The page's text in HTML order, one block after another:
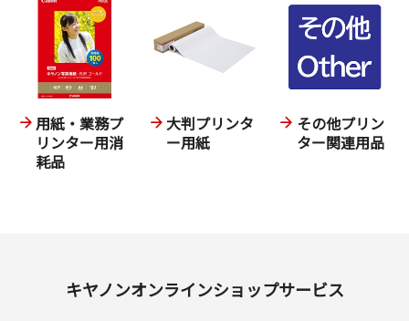
用紙・業務プ
リンター用消
耗品
大判プリンタ
ー用紙
その他プリン
ター関連用品
キヤノンオンラインショップサービス